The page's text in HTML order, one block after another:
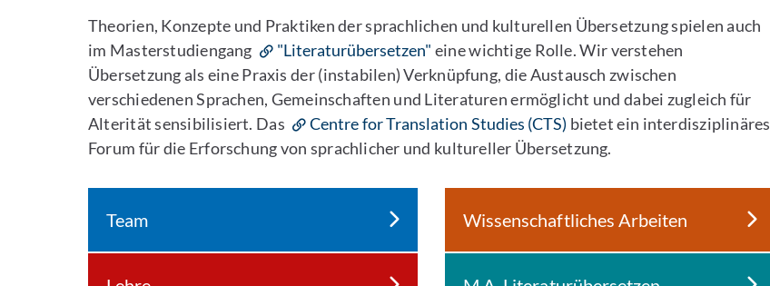
Theorien, Konzepte und Praktiken der sprachlichen und kulturellen Übersetzung spielen auch
im Masterstudiengang
"Literaturübersetzen" eine wichtige Rolle. Wir verstehen
Übersetzung als eine Praxis der (instabilen) Verknüpfung, die Austausch zwischen
verschiedenen Sprachen, Gemeinschaften und Literaturen ermöglicht und dabei zugleich für
Alterität sensibilisiert. Das
Centre for Translation Studies (CTS) bietet ein interdisziplinäres
Forum für die Erforschung von sprachlicher und kultureller Übersetzung.
Team Wissenschaftliches Arbeiten